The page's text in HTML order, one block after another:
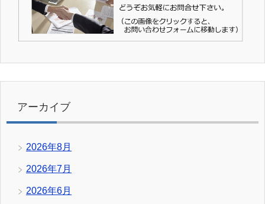
アーカイブ
2026年8月
2026年7月
2026年6月